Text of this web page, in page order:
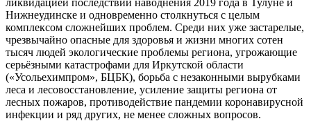
Нижнеудинске и одновременно столкнуться с целым
комплексом сложнейших проблем. Среди них уже застарелые,
чрезвычайно опасные для здоровья и жизни многих сотен
тысяч людей экологические проблемы региона, угрожающие
серьёзными катастрофами для Иркутской области
(«Усольехимпром», БЦБК), борьба с незаконными вырубками
леса и лесовосстановление, усиление защиты региона от
лесных пожаров, противодействие пандемии коронавирусной
инфекции и ряд других, не менее сложных вопросов.